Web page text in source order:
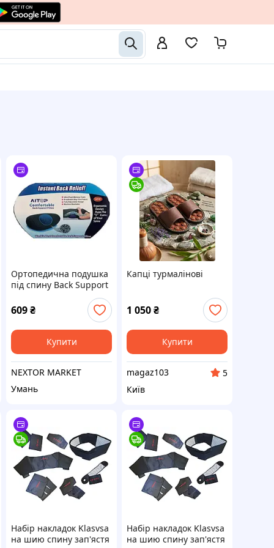
Ортопедична подушка
під спину Back Support
609₴
Купити
NEXTOR MARKET
Умань
Капці турмалінові
1 050₴
Купити
magaz103
5
Київ
Набір накладок Klasvsa
на шию спину зап'ястя
Набір накладок Klasvsa
на шию спину зап'ястя